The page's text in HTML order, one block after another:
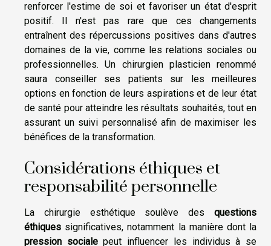
renforcer l'estime de soi et favoriser un état d'esprit
positif. Il n'est pas rare que ces changements
entraînent des répercussions positives dans d'autres
domaines de la vie, comme les relations sociales ou
professionnelles. Un chirurgien plasticien renommé
saura conseiller ses patients sur les meilleures
options en fonction de leurs aspirations et de leur état
de santé pour atteindre les résultats souhaités, tout en
assurant un suivi personnalisé afin de maximiser les
bénéfices de la transformation.
Considérations éthiques et
responsabilité personnelle
La chirurgie esthétique soulève des questions
éthiques significatives, notamment la manière dont la
pression socialepeut influencer les individus à se